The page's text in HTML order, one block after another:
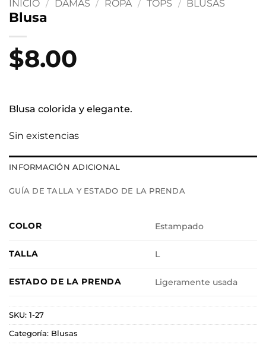
INICIO / DAMAS / ROPA / TOPS / BLUSAS
Blusa
$8.00
Blusa colorida y elegante.
Sin existencias
INFORMACIÓN ADICIONAL
GUÍA DE TALLA Y ESTADO DE LA PRENDA
COLOR Estampado
TALLA L
ESTADO DE LA PRENDA Ligeramente usada
SKU: 1-27
Categoría: Blusas